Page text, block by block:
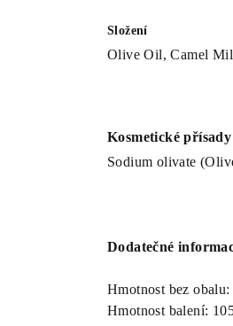
Složení
Olive Oil, Camel
Kosmetické přísady
Sodium olivate
Dodatečné
Hmotnost bez obalu:
Hmotnost balení: